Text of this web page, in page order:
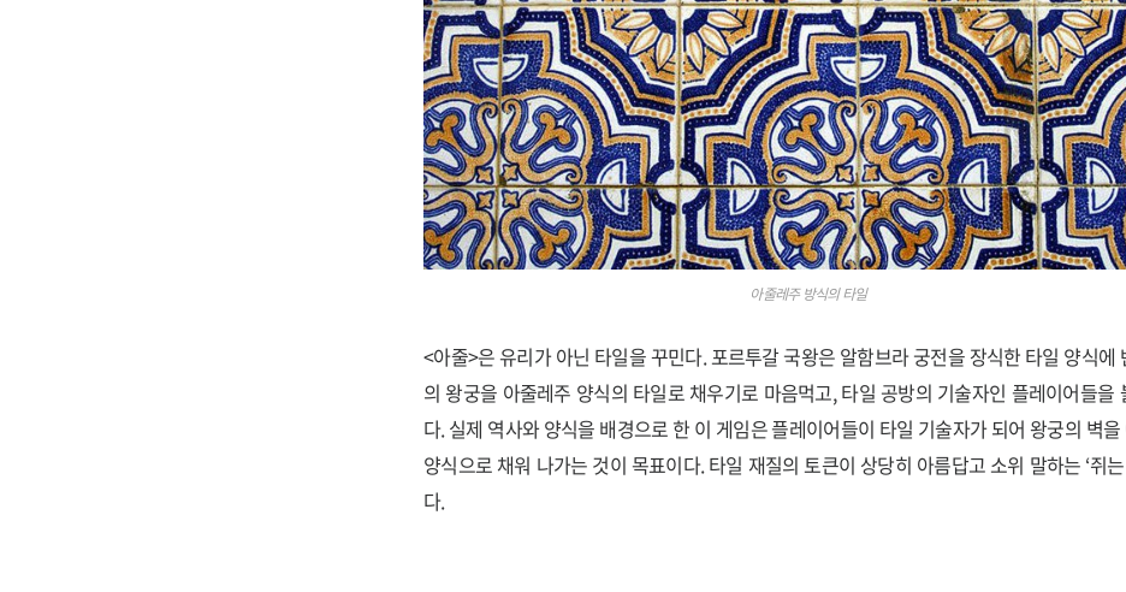
아줄레주 방식의 타일
<아줄>은 유리가 아닌 타일을 꾸민다. 포르투갈 국왕은 알함브라 궁전을 장식한 타일 양식에
의 왕궁을 아줄레주 양식의 타일로 채우기로 마음먹고, 타일 공방의 기술자인 플레이어들을
다. 실제 역사와 양식을 배경으로 한 이 게임은 플레이어들이 타일 기술자가 되어 왕궁의 벽
양식으로 채워 나가는 것이 목표이다. 타일 재질의 토큰이 상당히 아름답고 소위 말하는 ‘쥐는
다.